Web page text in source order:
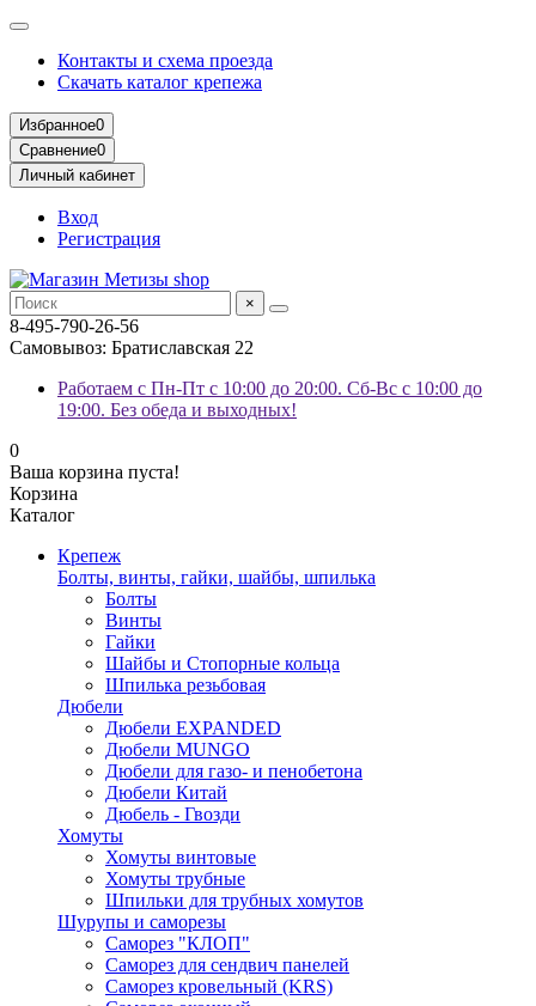
Контакты и схема проезда
Скачать каталог крепежа
Избранное0
Сравнение0
Личный кабинет
Вход
Регистрация
×
8-495-790-26-56
Самовывоз: Братиславская 22
Работаем с Пн-Пт с 10:00 до 20:00. Сб-Вс с 10:00 до
19:00. Без обеда и выходных!
0
Ваша корзина пуста!
Корзина
Каталог
Крепеж
Болты, винты, гайки, шайбы, шпилька
Болты
Винты
Гайки
Шайбы и Стопорные кольца
Шпилька резьбовая
Дюбели
Дюбели EXPANDED
Дюбели MUNGO
Дюбели для газо- и пенобетона
Дюбели Китай
Дюбель - Гвозди
Хомуты
Хомуты винтовые
Хомуты трубные
Шпильки для трубных хомутов
Шурупы и саморезы
Саморез "КЛОП"
Саморез для сендвич панелей
Саморез кровельный (KRS)